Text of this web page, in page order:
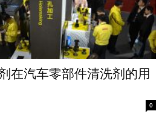
在汽车零部件清洗剂的用
0